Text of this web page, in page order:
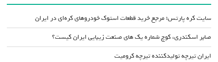
سایت کره پارتس؛ مرجع خرید قطعات استوک خودروهای کره‌ای در ایران
صابر اسکندری، کوچ شماره یک های صنعت زیبایی ایران کیست؟
ایران تیرچه تولیدکننده تیرچه کرومیت